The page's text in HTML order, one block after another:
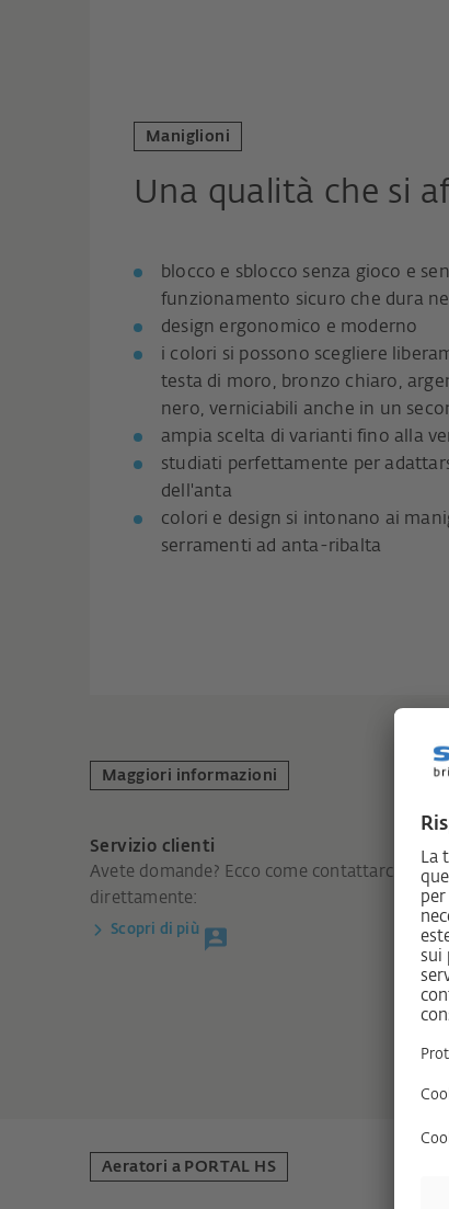
Maniglioni
Una qualità che si
blocco e sblocco senza gioco e
funzionamento sicuro che dura
design ergonomico e moderno
i colori si possono scegliere
testa di moro, bronzo chiaro,
nero, verniciabili anche in un
ampia scelta di varianti fino alla
studiati perfettamente per
dell'anta
colori e design si intonano ai
serramenti ad anta-ribalta
Maggiori informazioni
Servizio clienti
Avete domande? Ecco come contattarci
direttamente:
Scopri di più
Aeratori a PORTAL HS